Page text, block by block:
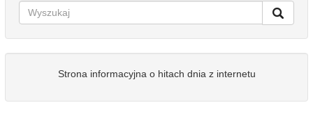
Strona informacyjna o hitach dnia z internetu